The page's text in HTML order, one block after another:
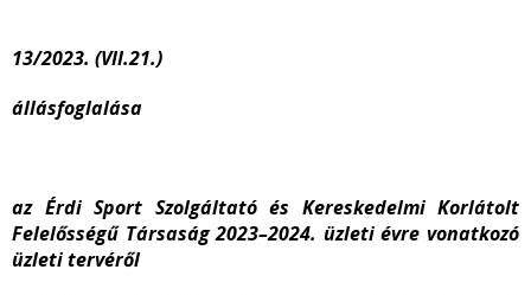
13/2023. (VII.21.)
állásfoglalása
az Érdi Sport Szolgáltató és Kereskedelmi Korlátolt
Felelősségű Társaság 2023–2024. üzleti évre vonatkozó
üzleti tervéről